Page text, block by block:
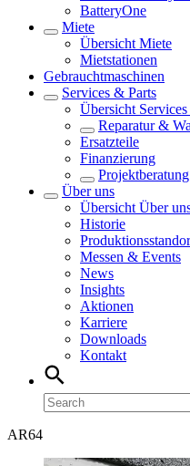
BatteryOne
Miete
Übersicht Miete
Mietstationen
Gebrauchtmaschinen
Services & Parts
Übersicht
Reparatur &
Ersatzteile
Finanzierung
Über uns
Übersicht Über
Historie
Messen & Events
News
Insights
Aktionen
Karriere
Downloads
Kontakt
AR64